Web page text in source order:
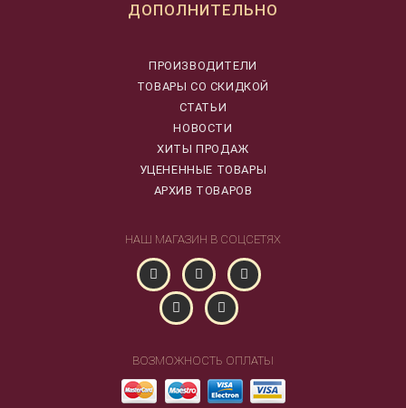
ДОПОЛНИТЕЛЬНО
ПРОИЗВОДИТЕЛИ
ТОВАРЫ СО СКИДКОЙ
СТАТЬИ
НОВОСТИ
ХИТЫ ПРОДАЖ
УЦЕНЕННЫЕ ТОВАРЫ
АРХИВ ТОВАРОВ
НАШ МАГАЗИН В СОЦСЕТЯХ
ВОЗМОЖНОСТЬ ОПЛАТЫ